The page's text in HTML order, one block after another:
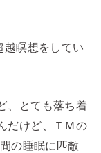
越瞑想をしてい
、とても落ち着
だけど、ＴＭの
の睡眠に匹敵